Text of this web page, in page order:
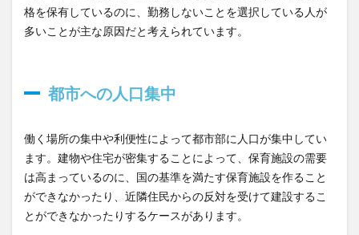
格を保有しているのに、勤務しないことを選択している人が
多いことが主な原因だと考えられています。
都市への人口集中
働く場所の集中や利便性によって都市部に人口が集中してい
ます。建物や住宅が密集することによって、保育施設の需要
は高まっているのに、国の基準を満たす保育施設を作ること
ができなかったり、近隣住民からの反対を受けて建設するこ
とができなかったりするケースがあります。